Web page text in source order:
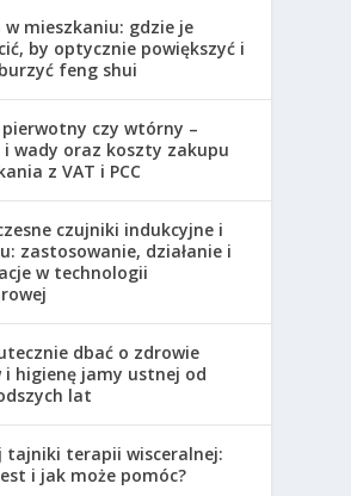
w mieszkaniu: gdzie je
by optycznie powiększyć i
feng shui
pierwotny czy wtórny –
wady oraz koszty zakupu
z VAT i PCC
czujniki indukcyjne i
zastosowanie, działanie i
w technologii
dbać o zdrowie
i higienę jamy ustnej od
lat
tajniki terapii wisceralnej:
i jak może pomóc?